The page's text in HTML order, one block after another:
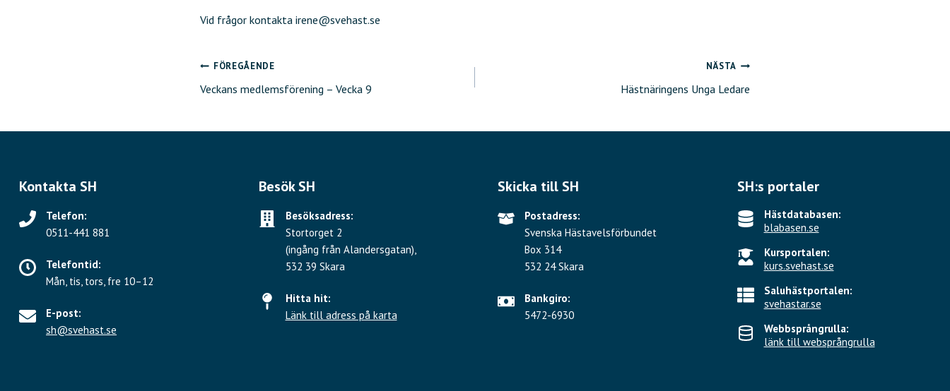
Vid frågor kontakta irene@svehast.se
Inläggsnavigering
FÖREGÅENDE
Veckans medlemsförening – Vecka 9
NÄSTA
Hästnäringens Unga Ledare
Kontakta SH
Telefon:
0511-441 881
Telefontid:
Mån, tis, tors, fre 10–12
E-post:
sh@svehast.se
Besök SH
Besöksadress:
Stortorget 2
(ingång från Alandersgatan),
532 39 Skara
Hitta hit:
Länk till adress på karta
Skicka till SH
Postadress:
Svenska Hästavelsförbundet
Box 314
532 24 Skara
Bankgiro:
5472-6930
SH:s portaler
Hästdatabasen:
blabasen.se
Kursportalen:
kurs.svehast.se
Saluhästportalen:
svehastar.se
Webbsprångrulla:
länk till websprångrulla